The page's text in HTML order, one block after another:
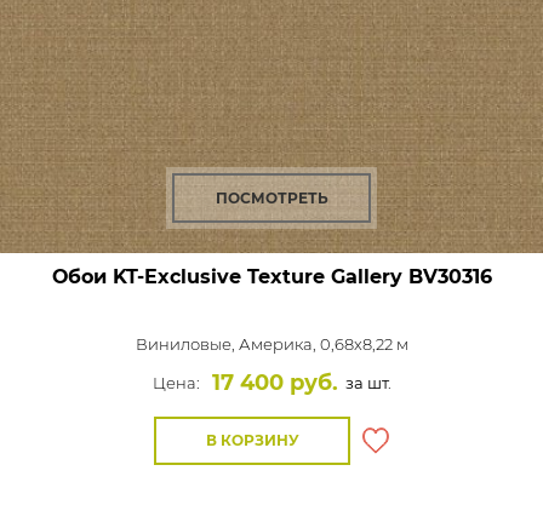
ПОСМОТРЕТЬ
Обои KT-Exclusive Texture GalleryBV30316
Виниловые, Америка, 0,68x8,22 м
Цена:
17 400 руб. за шт.
В КОРЗИНУ